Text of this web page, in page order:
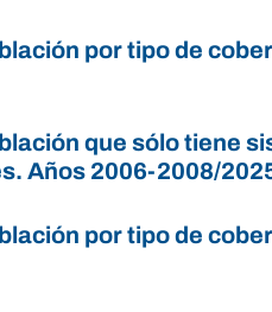
por tipo de
que sólo tiene
Años 2006-2008/
por tipo de